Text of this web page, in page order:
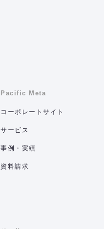
Pacific Meta
コーポレートサイト
サービス
事例・実績
資料請求